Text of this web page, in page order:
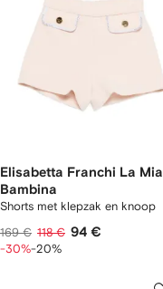
Elisabetta Franchi La Mia
Bambina
Shorts met klepzak en knoop
169 € 118 € 94 €
-30%-20%